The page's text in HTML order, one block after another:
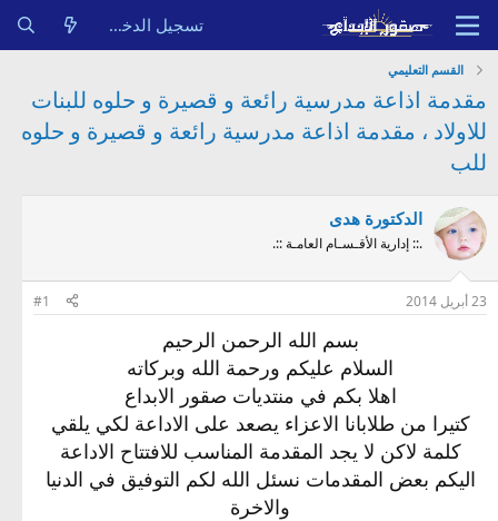
تسجيل الدخول
القسم التعليمي
مقدمة اذاعة مدرسية رائعة و قصيرة و حلوه للبنات
للاولاد ، مقدمة اذاعة مدرسية رائعة و قصيرة و حلوه
للب
الدكتورة هدى
.:: إدارية الأقـسـام العامـة ::.
23 أبريل 2014 #1
بسم الله الرحمن الرحيم
السلام عليكم ورحمة الله وبركاته
اهلا بكم في منتديات صقور الابداع
كتيرا من طلابانا الاعزاء يصعد على الاداعة لكي يلقي
كلمة لاكن لا يجد المقدمة المناسب للافتتاح الاداعة
اليكم بعض المقدمات نسئل الله لكم التوفيق في الدنيا
والاخرة